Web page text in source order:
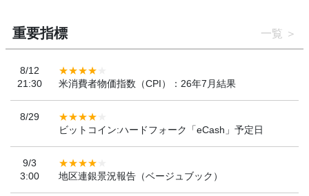
重要指標 一覧
8/12
21:30
米消費者物価指数（CPI）：26年7月結果
8/29
ビットコイン:ハードフォーク「eCash」予定日
9/3
3:00
地区連銀景況報告（ベージュブック）